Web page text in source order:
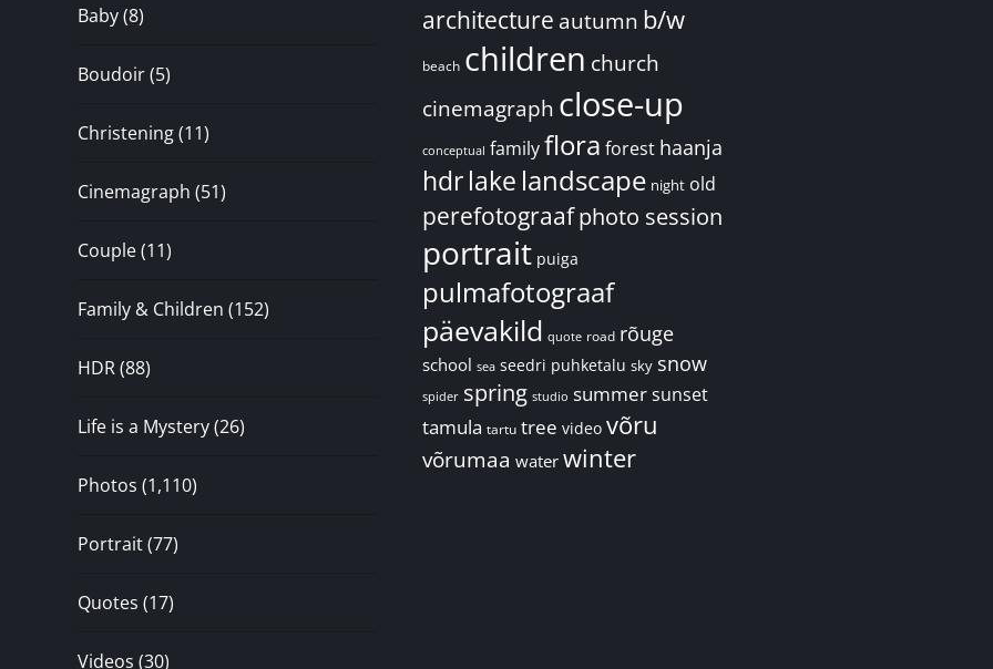
Baby(8)
Boudoir(5)
Christening(11)
Cinemagraph (51)
Couple(11)
Family & Children (152)
HDR(88)
Life is a Mystery(26)
Photos (1,110)
Portrait(77)
Quotes (17)
Videos (30)
architecture autumn b/w
beach children church
cinemagraph close-up
conceptual familyflora forest haanja
hdrlake landscape night old
perefotograafphoto session
portrait puiga
pulmafotograaf
päevakild quote road rõuge
school sea seedri puhketalu sky snow
spider spring studio summersunset
tamula tartu tree video võru
võrumaa water winter